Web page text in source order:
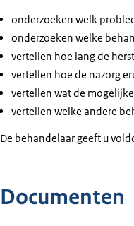
onderzoeken welk
onderzoeken welke
vertellen hoe lang de
vertellen hoe de nazorg
vertellen wat de
vertellen welke andere
De behandelaar geeft u
Documenten